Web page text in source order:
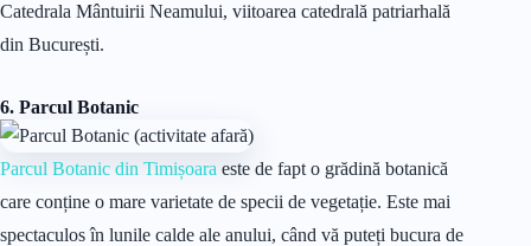
Catedrala Mântuirii Neamului, viitoarea catedrală patriarhală
din București.
6. Parcul Botanic
Parcul Botanic din Timișoara este de fapt o grădină botanică
care conține o mare varietate de specii de vegetație. Este mai
spectaculos în lunile calde ale anului, când vă puteți bucura de